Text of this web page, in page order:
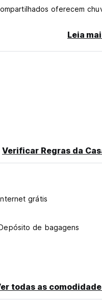
oferecem
viajantes. Temos
biblioteca repleta de
você pode atualizar seu
self-service nas
dúvida, eles estarão
Leia
Verificar Regras da
grátis
de bagagens
todas as